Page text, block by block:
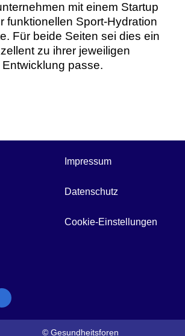
mit einem Startup
funktionellen Sport-Hydration
Für beide Seiten sei dies ein
zu ihrer jeweiligen
passe.
Impressum
Datenschutz
Cookie-Einstellungen
© Gesundheitsforen